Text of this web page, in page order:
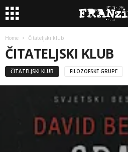
Home Čitateljski klub
ČITATELJSKI KLUB
ČITATELJSKI KLUB FILOZOFSKE GRUPE